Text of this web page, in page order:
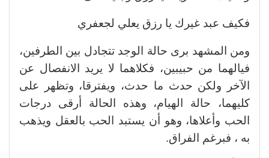
فكيف عبد غيرك يا رزق يعلي لجعفري
ومن المشهد برى حالة الوجد تتجادل بين الطرفين،
فيالهما من حبيبين، فكلاهما لا يريد الانفصال عن
الآخر ولكن حدث ما حدث، ويفترقا، وتظهر على
كليهما، حالة الهيام، وهذه الحالة أرقى درجات
الحب وأعلاها، وهو أن يستبد الحب بالعقل ويذهب
به ، فبرغم الفراق.